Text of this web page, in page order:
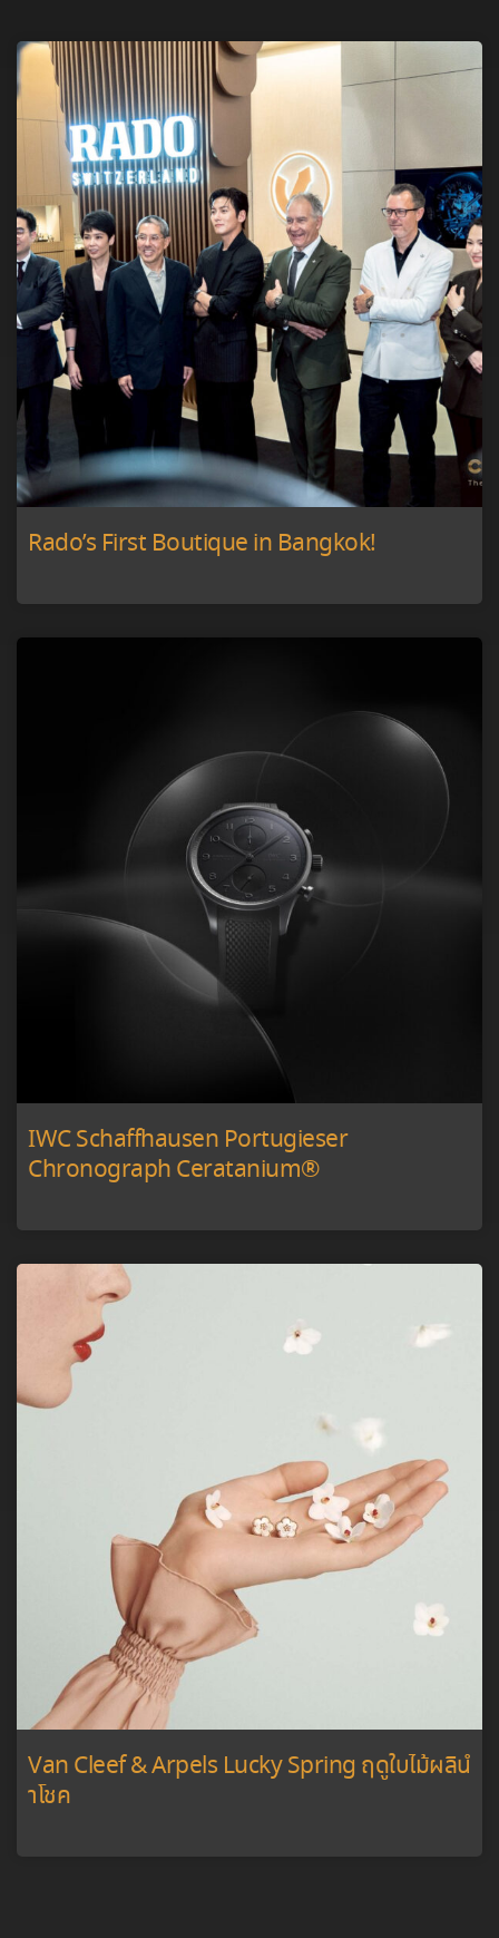
Rado’s First Boutique in Bangkok!
IWC Schaffhausen Portugieser
Chronograph Ceratanium®
Van Cleef & Arpels Lucky Spring ฤดูใบไม้ผลินํ
าโชค